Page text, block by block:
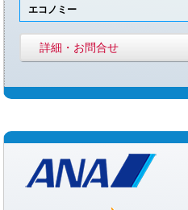
エコノミー
詳細・お問合せ